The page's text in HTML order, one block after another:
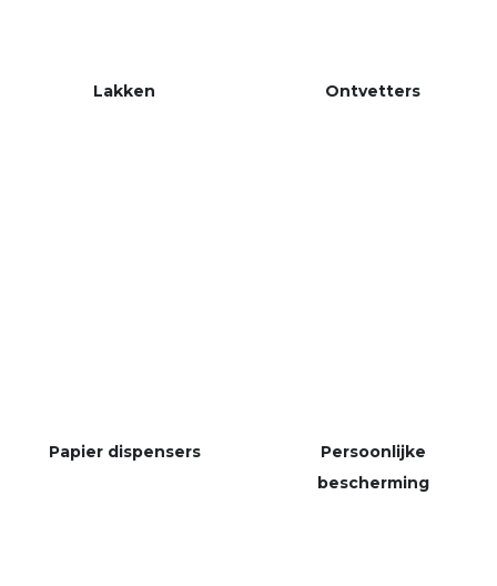
Lakken Ontvetters
Papier dispensers
Persoonlijke
bescherming